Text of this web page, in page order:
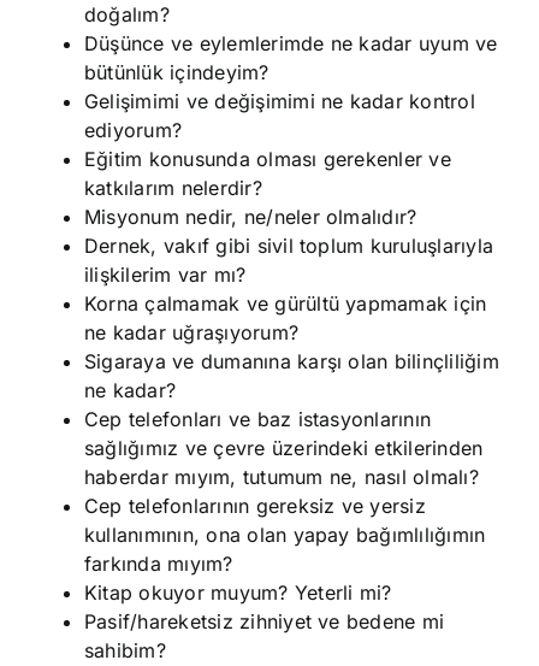
doğalım?
Düşünce ve eylemlerimde ne kadar uyum ve
bütünlük içindeyim?
Gelişimimi ve değişimimi ne kadar kontrol
ediyorum?
Eğitim konusunda olması gerekenler ve
katkılarım nelerdir?
Misyonum nedir, ne/neler olmalıdır?
Dernek, vakıf gibi sivil toplum kuruluşlarıyla
ilişkilerim var mı?
Korna çalmamak ve gürültü yapmamak için
ne kadar uğraşıyorum?
Sigaraya ve dumanına karşı olan bilinçliliğim
ne kadar?
Cep telefonları ve baz istasyonlarının
sağlığımız ve çevre üzerindeki etkilerinden
haberdar mıyım, tutumum ne, nasıl olmalı?
Cep telefonlarının gereksiz ve yersiz
kullanımının, ona olan yapay bağımlılığımın
farkında mıyım?
Kitap okuyor muyum? Yeterli mi?
Pasif/hareketsiz zihniyet ve bedene mi
sahibim?